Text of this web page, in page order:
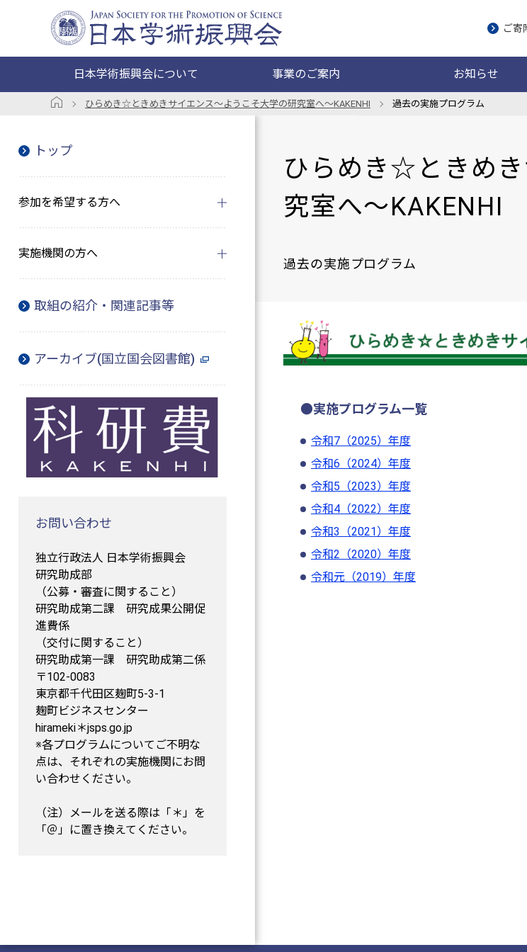
日本学術振興会について 事業のご案内 お知らせ
ご寄
ひらめき☆ときめきサイエンス～ようこそ大学の研究室へ～KAKENHI 過去の実施プログラム
トップ
参加を希望する方へ
実施機関の方へ
取組の紹介・関連記事等
アーカイブ(国立国会図書館)
お問い合わせ
独立行政法人 日本学術振興会
研究助成部
（公募・審査に関すること）
研究助成第二課 研究成果公開促
進費係
（交付に関すること）
研究助成第一課 研究助成第二係
〒102-0083
東京都千代田区麹町5-3-1
麹町ビジネスセンター
hirameki＊jsps.go.jp
※各プログラムについてご不明な
点は、それぞれの実施機関にお問
い合わせください。
（注）メールを送る際は「＊」を
「＠」に置き換えてください。
ひらめき☆ときめ
究室へ～KAKENHI
過去の実施プログラム
●実施プログラム一覧
令和7（2025）年度
令和6（2024）年度
令和5（2023）年度
令和4（2022）年度
令和3（2021）年度
令和2（2020）年度
令和元（2019）年度